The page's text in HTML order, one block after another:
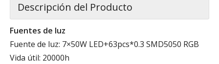
Descripción del Producto
Fuentes de luz
Fuente de luz: 7×50W LED+63pcs*0.3 SMD5050 RGB
Vida útil: 20000h